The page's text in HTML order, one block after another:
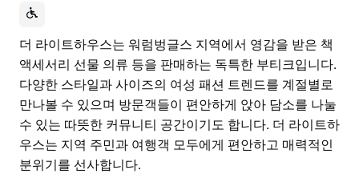
더 라이트하우스는 워럼벙글스 지역에서 영감을 받은 책
액세서리 선물 의류 등을 판매하는 독특한 부티크입니다.
다양한 스타일과 사이즈의 여성 패션 트렌드를 계절별로
만나볼 수 있으며 방문객들이 편안하게 앉아 담소를 나눌
수 있는 따뜻한 커뮤니티 공간이기도 합니다. 더 라이트하
우스는 지역 주민과 여행객 모두에게 편안하고 매력적인
분위기를 선사합니다.